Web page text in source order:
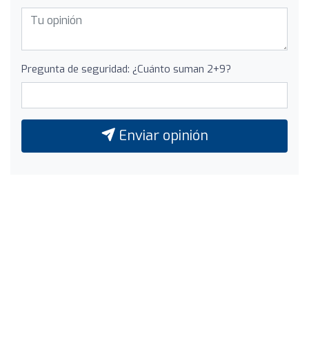
Pregunta de seguridad: ¿Cuánto suman 2+9?
Enviar opinión